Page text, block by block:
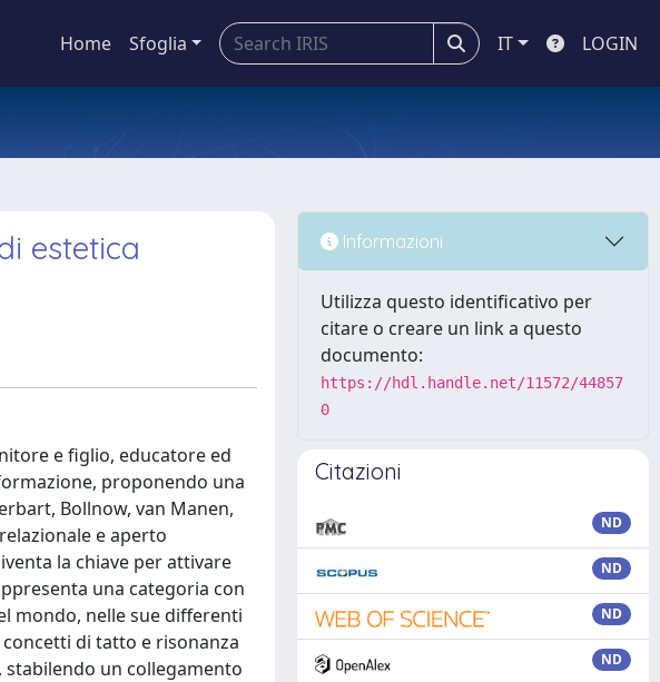
Home Sfoglia IT LOGIN
estetica
e figlio, educatore ed
proponendo una
Bollnow, van Manen,
e aperto
la chiave per attivare
una categoria con
mondo, nelle sue differenti
di tatto e risonanza
un collegamento
Informazioni
Utilizza questo identificativo per
citare o creare un link a questo
documento:
https://hdl.handle.net/11572/44857
0
Citazioni
ND
ND
ND
ND